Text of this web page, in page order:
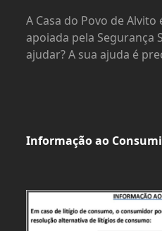
A Casa do Povo de
apoiada pela Segurança
ajudar? A sua ajuda é
Informação ao